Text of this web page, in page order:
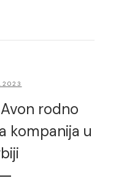
rodno
kompanija u